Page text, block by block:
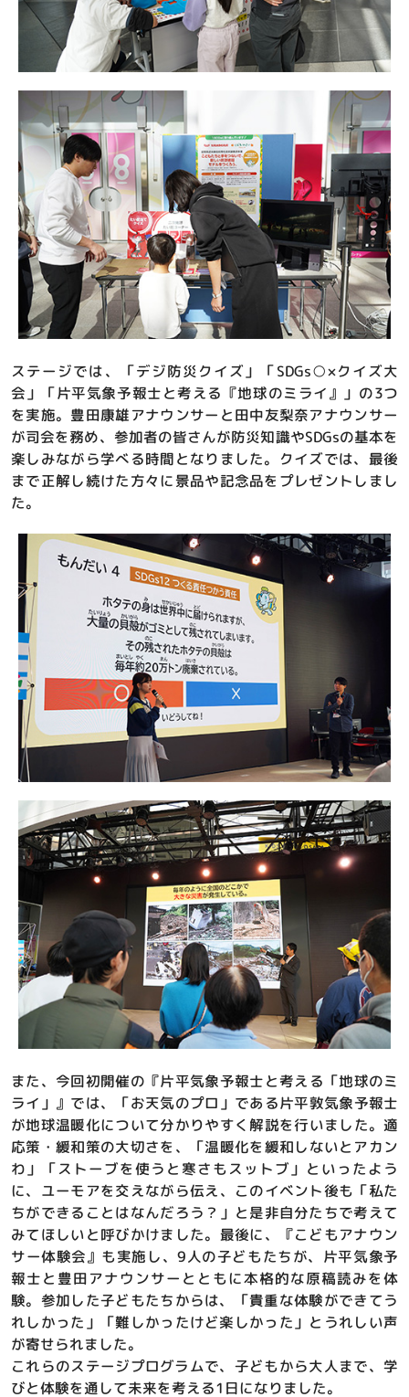
ステージでは、「デジ防災クイズ」「SDGs○×クイズ大
会」「片平気象予報士と考える『地球のミライ』」の3つ
を実施。豊田康雄アナウンサーと田中友梨奈アナウンサー
が司会を務め、参加者の皆さんが防災知識やSDGsの基本を
楽しみながら学べる時間となりました。クイズでは、最後
まで正解し続けた方々に景品や記念品をプレゼントしまし
た。
また、今回初開催の『片平気象予報士と考える「地球のミ
ライ」』では、「お天気のプロ」である片平敦気象予報士
が地球温暖化について分かりやすく解説を行いました。適
応策・緩和策の大切さを、「温暖化を緩和しないとアカン
わ」「ストーブを使うと寒さもスットブ」といったよう
に、ユーモアを交えながら伝え、このイベント後も「私た
ちができることはなんだろう？」と是非自分たちで考えて
みてほしいと呼びかけました。最後に、『こどもアナウン
サー体験会』も実施し、9人の子どもたちが、片平気象予
報士と豊田アナウンサーとともに本格的な原稿読みを体
験。参加した子どもたちからは、「貴重な体験ができてう
れしかった」「難しかったけど楽しかった」とうれしい声
が寄せられました。
これらのステージプログラムで、子どもから大人まで、学
びと体験を通して未来を考える1日になりました。